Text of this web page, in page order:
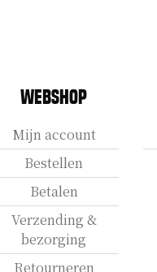
Webshop
Mijn account
Bestellen
Betalen
Verzending &
bezorging
Retourneren